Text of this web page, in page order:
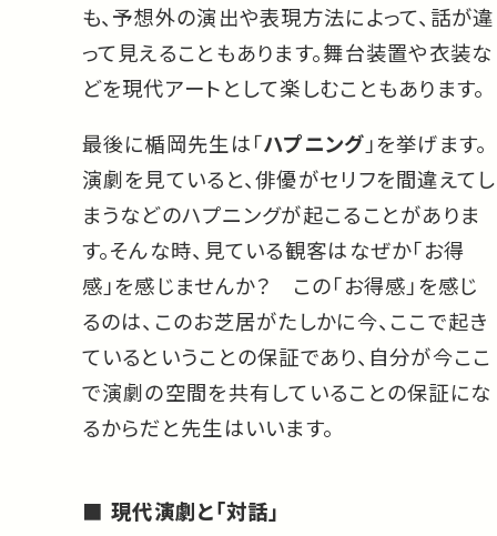
も、予想外の演出や表現方法によって、話が違
って見えることもあります。舞台装置や衣装な
どを現代アートとして楽しむこともあります。
最後に楯岡先生は「ハプニング 」を挙げます。
演劇を見ていると、俳優がセリフを間違えてし
まうなどのハプニングが起こることがありま
す。そんな時、見ている観客はなぜか「お得
感」を感じませんか？ この「お得感」を感じ
るのは、このお芝居がたしかに今、ここで起き
ているということの保証であり、自分が今ここ
で演劇の空間を共有していることの保証にな
るからだと先生はいいます。
現代演劇と「対話」